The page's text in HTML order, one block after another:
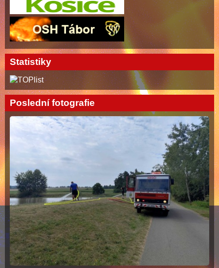
Statistiky
Poslední fotografie